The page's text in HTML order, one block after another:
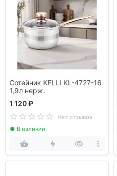
Сотейник KELLI KL-4727-16
1,9л нерж.
1 120 ₽
Нет отзывов
В наличии